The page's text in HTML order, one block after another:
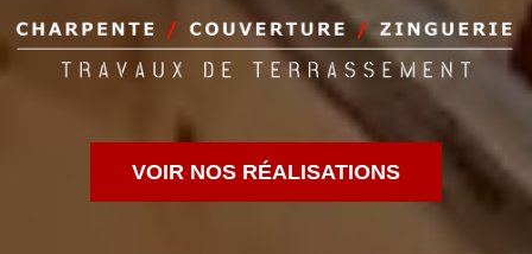
VOIR NOS RÉALISATIONS